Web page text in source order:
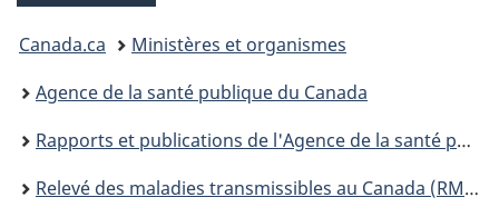
Vous
êtes
ici :
Canada.ca
Ministères et organismes
Agence de la santé publique du Canada
Rapports et publications de l'Agence de la santé publique du Canada
Relevé des maladies transmissibles au Canada (RMTC)